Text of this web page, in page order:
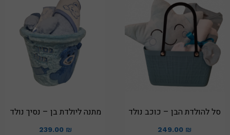
סל להולדת הבן – כוכב נולד
249.00 ₪
מתנה ליולדת בן – נסיך נולד
239.00 ₪